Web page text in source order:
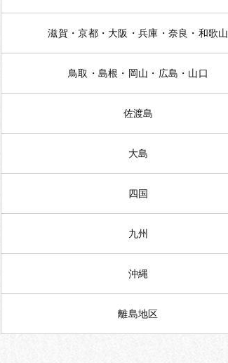
滋賀・京都・大阪・兵庫・奈良・和歌山
鳥取・島根・岡山・広島・山口
佐渡島
大島
四国
九州
沖縄
離島地区